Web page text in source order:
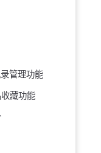
管理功能
藏功能